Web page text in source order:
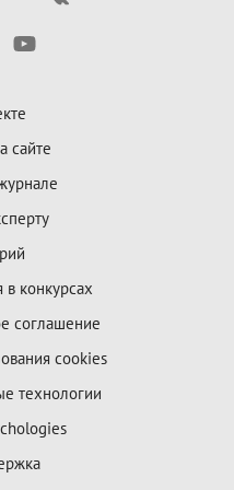
сайте
в конкурсах
соглашение
cookies
технологии